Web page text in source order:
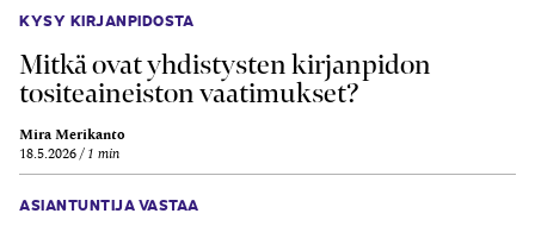
KYSY KIRJANPIDOSTA
Mitkä ovat yhdistysten kirjanpidon
tositeaineiston vaatimukset?
Mira Merikanto
18.5.2026 1 min
ASIANTUNTIJA VASTAA